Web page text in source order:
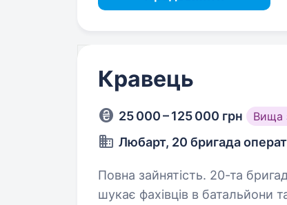
Кравець
25 000 – 125 000 грн Вища
Любарт, 20 бригада
Повна зайнятість. 20-та бригада оперативного призначення «Любарт»
шукає фахівців в батальйони та інші